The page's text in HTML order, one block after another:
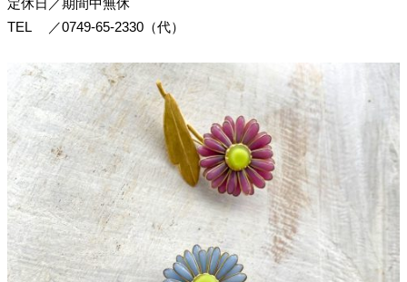
定休日 ／期間中無休
TEL
／0749-65-2330（代）